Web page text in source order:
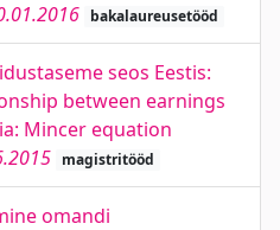
bakalaureusetööd
seos Eestis:
between earnings
Mincer equation
magistritööd
omandi